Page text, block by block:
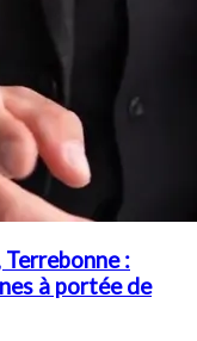
:
à portée de